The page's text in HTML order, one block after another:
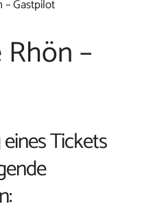
– Gastpilot
–
Tickets